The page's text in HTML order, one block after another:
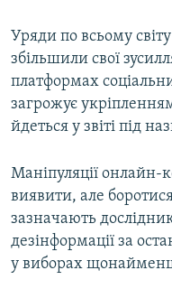
Уряди по всьому
збільшили свої
платформах
загрожує
йдеться у звіті під
Маніпуляції онлайн-
виявити, але
зазначають
дезінформації за
у виборах